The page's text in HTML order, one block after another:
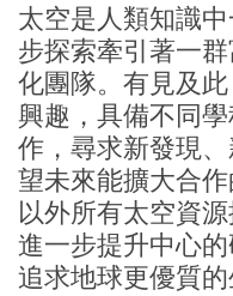
太空是人類知識
步探索牽引著一
化團隊。有見及
興趣，具備不同
作，尋求新發現
望未來能擴大合
以外所有太空資
進一步提升中心
追求地球更優質的